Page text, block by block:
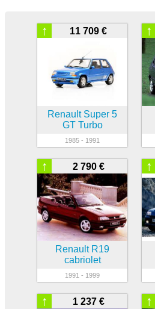
11 709 €
↑
Renault Super 5
GT Turbo
1985 - 1991
↑
2 790 €
↑
Renault R19
cabriolet
1991 - 1999
↑
1 237 €
↑ ↑